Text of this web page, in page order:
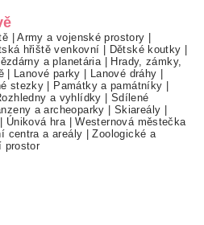
|Army a vojenské prostory
hřiště venkovní Dětské koutky
a planetária|
Hrady, zámky,
| Lanové parky Lanové dráhy
stezky Památky a památníky
a vyhlídky
Sdílené
a archeoparky Skiareály
Úniková hra|Westernová městečka
centra a areály |Zoologické a
prostor